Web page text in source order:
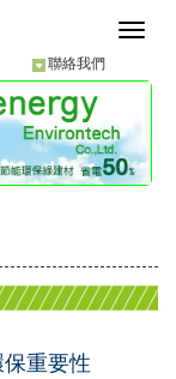
聯絡我們
重要性